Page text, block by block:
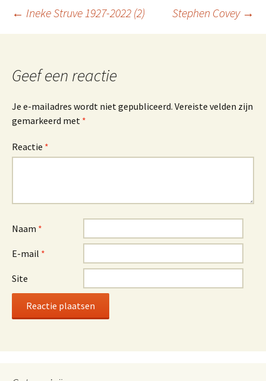
Berichtnavigatie
← Ineke Struve 1927-2022 (2) Stephen Covey →
Geef een reactie
Je e-mailadres wordt niet gepubliceerd. Vereiste velden zijn
gemarkeerd met *
Reactie *
Naam *
E-mail *
Site